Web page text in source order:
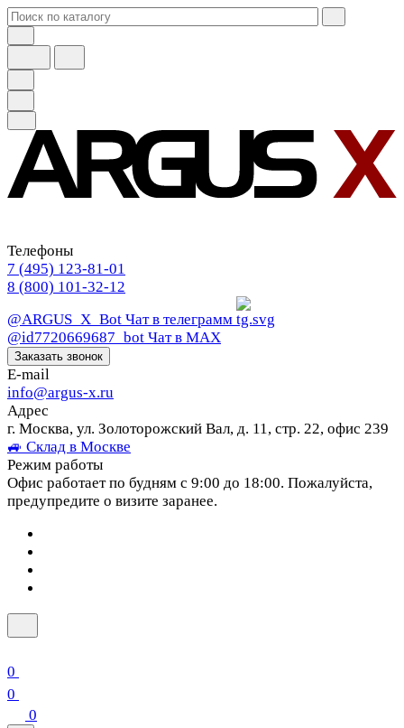
Телефоны
7 (495) 123-81-01
8 (800) 101-32-12
@ARGUS_X_Bot Чат в телеграмм
@id7720669687_bot Чат в МАХ
Заказать звонок
E-mail
info@argus-x.ru
Адрес
г. Москва, ул. Золоторожский Вал, д. 11, стр. 22, офис 239
🚙 Склад в Москве
Режим работы
Офис работает по будням с 9:00 до 18:00. Пожалуйста,
предупредите о визите заранее.
0
0
0